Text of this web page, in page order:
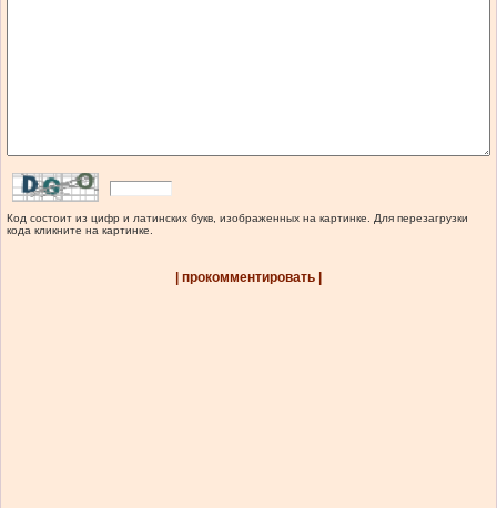
Код состоит из цифр и латинских букв, изображенных на картинке. Для перезагрузки
кода кликните на картинке.
| прокомментировать |